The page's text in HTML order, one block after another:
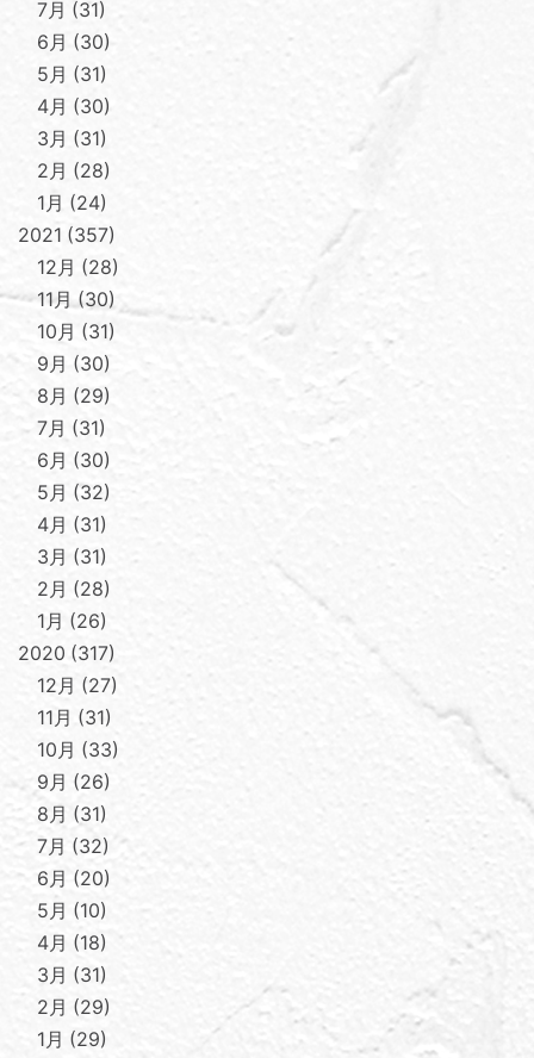
7月
31
6月
30
5月
31
4月
30
3月
31
2月
28
1月
24
2021 357
12月
28
11月
30
10月
31
9月
30
8月
29
7月
31
6月
30
5月
32
4月
31
3月
31
2月
28
1月
26
2020 317
12月
27
11月
31
10月
33
9月
26
8月
31
7月
32
6月
20
5月
10
4月
18
3月
31
2月
29
1月
29